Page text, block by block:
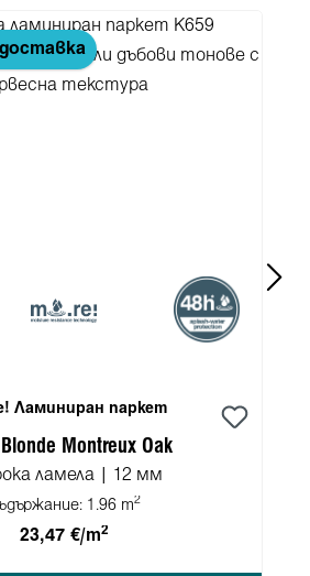
Ламиниран паркет
Blonde Montreux Oak
ламела | 12 мм
1.96 m2
23,47 €/m2